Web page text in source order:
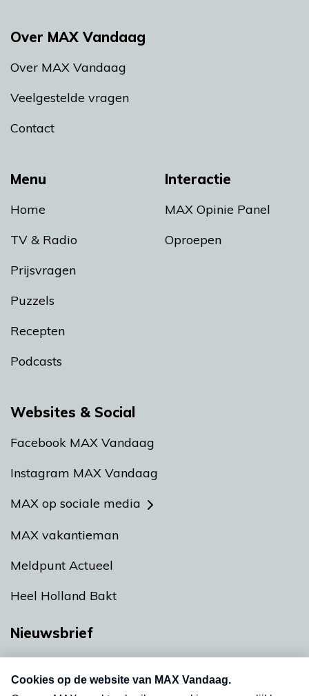
Menu
Home
TV & Radio
Prijsvragen
Puzzels
Recepten
Podcasts
Interactie
MAX Opinie Panel
Oproepen
Over MAX Vandaag
Over MAX Vandaag
Veelgestelde vragen
Contact
Websites & Social
Facebook MAX Vandaag
Instagram MAX Vandaag
MAX op sociale media
MAX vakantieman
Meldpunt Actueel
Heel Holland Bakt
Nieuwsbrief
nieuwsbrief. Elke vrijdag- en dinsdagochtend in